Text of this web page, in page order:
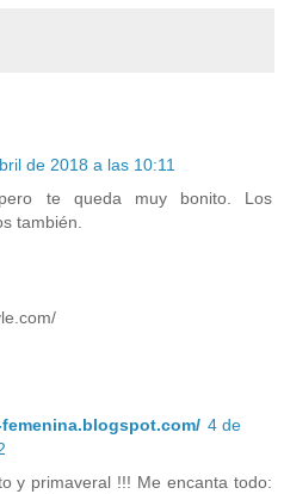
de 2018 a las 10:11
te queda muy bonito. Los
también.
4 de
y primaveral !!! Me encanta todo: